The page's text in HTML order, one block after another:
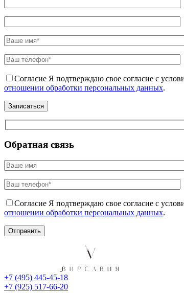
Согласие Я подтверждаю свое согласие с
отношении обработки персональных данных.
Обратная связь
Согласие Я подтверждаю свое согласие с
отношении обработки персональных данных.
+7 (495) 445-45-18
+7 (925) 517-66-20